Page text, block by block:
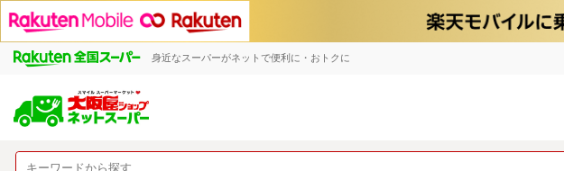
身近なスーパーがネットで便利に・おトクに